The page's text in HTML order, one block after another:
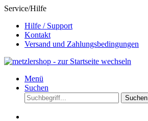
Service/Hilfe
Hilfe / Support
Kontakt
Versand und Zahlungsbedingungen
Menü
Suchen
Suchen